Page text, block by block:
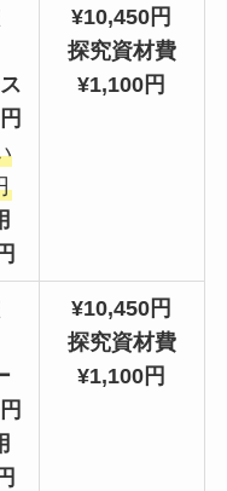
¥10,450円
探究資材費
¥1,100円
¥10,450円
探究資材費
¥1,100円